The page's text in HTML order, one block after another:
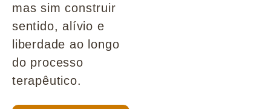
mas sim construir
sentido, alívio e
liberdade ao longo
do processo
terapêutico.